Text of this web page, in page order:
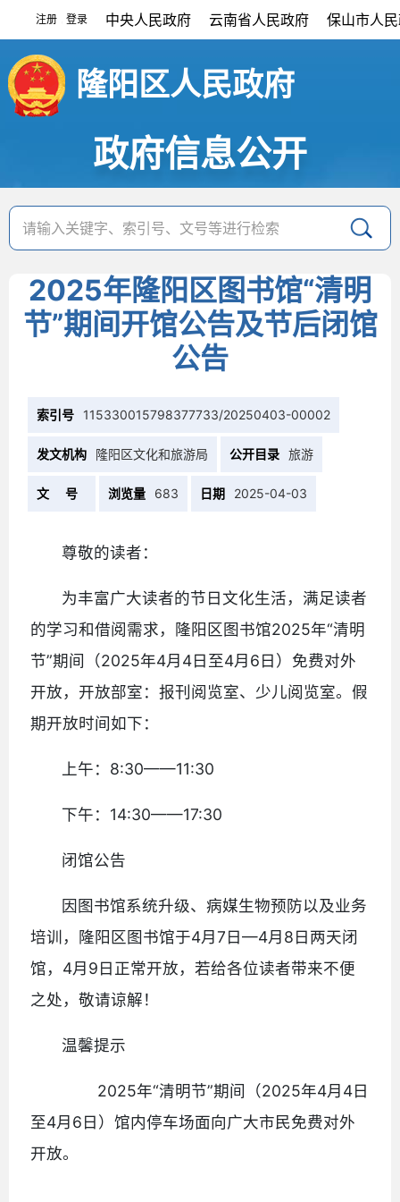
注册 登录 中央人民政府 云南省人民政府 保山市人
隆阳区人民政府
政府信息公开
2025年隆阳区图书馆“清明
节”期间开馆公告及节后闭馆
公告
索引号 115330015798377733/20250403-00002
发文机构 隆阳区文化和旅游局 公开目录 旅游
文 号 浏览量 683 日期 2025-04-03
尊敬的读者：
为丰富广大读者的节日文化生活，满足读者
的学习和借阅需求，隆阳区图书馆2025年“清明
节”期间（2025年4月4日至4月6日）免费对外
开放，开放部室：报刊阅览室、少儿阅览室。假
期开放时间如下：
上午：8:30——11:30
下午：14:30——17:30
闭馆公告
因图书馆系统升级、病媒生物预防以及业务
培训，隆阳区图书馆于4月7日—4月8日两天闭
馆，4月9日正常开放，若给各位读者带来不便
之处，敬请谅解！
温馨提示
2025年“清明节”期间（2025年4月4日
至4月6日）馆内停车场面向广大市民免费对外
开放。